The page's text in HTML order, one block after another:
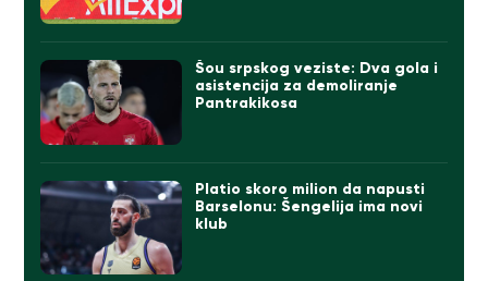
Šou srpskog veziste: Dva gola i
asistencija za demoliranje
Pantrakikosa
Platio skoro milion da napusti
Barselonu: Šengelija ima novi
klub